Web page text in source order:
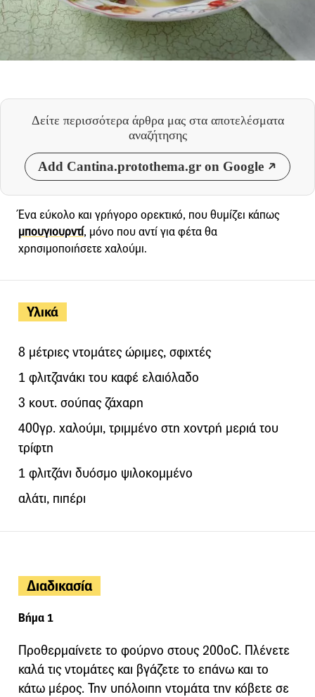
Δείτε περισσότερα άρθρα μας στα αποτελέσματα
αναζήτησης
Add Cantina.protothema.gr on Google
Υλικά
8 μέτριες ντομάτες ώριμες, σφιχτές
1 φλιτζανάκι του καφέ ελαιόλαδο
3 κουτ. σούπας ζάχαρη
400γρ. χαλούμι, τριμμένο στη χοντρή μεριά του
τρίφτη
1 φλιτζάνι δυόσμο ψιλοκομμένο
αλάτι, πιπέρι
Ένα εύκολο και γρήγορο ορεκτικό, που θυμίζει κάπως
μπουγιουρντί, μόνο που αντί για φέτα θα
χρησιμοποιήσετε χαλούμι.
Διαδικασία
Βήμα 1
Προθερμαίνετε το φούρνο στους 200οC. Πλένετε
καλά τις ντομάτες και βγάζετε το επάνω και το
κάτω μέρος. Την υπόλοιπη ντομάτα την κόβετε σε